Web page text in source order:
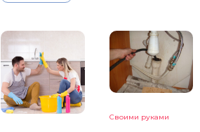
Своими руками